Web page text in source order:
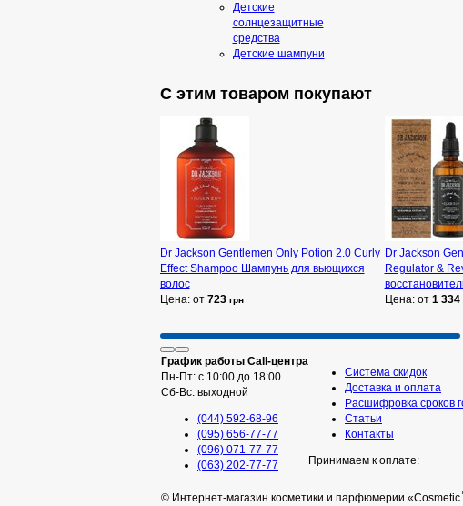
Детские
солнцезащитные
средства
Детские шампуни
С этим товаром покупают
Dr Jackson Gentlemen Only Potion 2.0 Curly
Effect Shampoo Шампунь для вьющихся
волос
Цена: от 723 грн
Dr Jackson
Regulator &
Цена: от 1 334
График работы Call-центра
Пн-Пт: с 10:00 до 18:00
Сб-Вс: выходной
(044) 592-68-96
(095) 656-77-77
(096) 071-77-77
(063) 202-77-77
Система скидок
Доставка и оплата
Расшифровка сроков
Статьи
Контакты
Принимаем к оплате:
© Интернет-магазин косметики и парфюмерии «Cosmetic